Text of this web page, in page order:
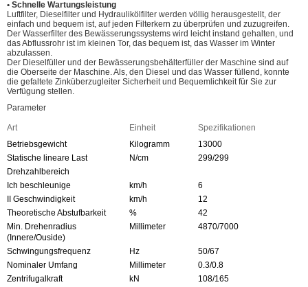
• Schnelle Wartungsleistung
Luftfilter, Dieselfilter und Hydraulikölfilter werden völlig herausgestellt, der
einfach und bequem ist, auf jeden Filterkern zu überprüfen und zuzugreifen.
Der Wasserfilter des Bewässerungssystems wird leicht instand gehalten, und
das Abflussrohr ist im kleinen Tor, das bequem ist, das Wasser im Winter
abzulassen.
Der Dieselfüller und der Bewässerungsbehälterfüller der Maschine sind auf
die Oberseite der Maschine. Als, den Diesel und das Wasser füllend, konnte
die gefaltete Zinküberzugleiter Sicherheit und Bequemlichkeit für Sie zur
Verfügung stellen.
Parameter
Art Einheit
Spezifikationen
Betriebsgewicht
Kilogramm
13000
Statische lineare Last
N/cm
299/299
Drehzahlbereich
Ich beschleunige
km/h
6
II Geschwindigkeit
km/h
12
Theoretische Abstufbarkeit
%
42
Min. Drehenradius
(Innere/Ouside)
Millimeter 4870/7000
Schwingungsfrequenz Hz
50/67
Nominaler Umfang
Millimeter
0.3/0.8
Zentrifugalkraft
kN
108/165